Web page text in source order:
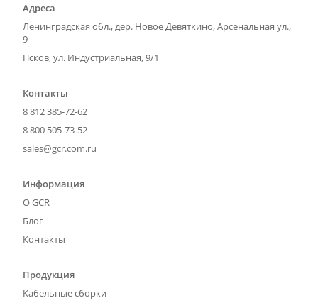
Адреса
Ленинградская обл., дер. Новое Девяткино, Арсенальная ул.,
9
Псков, ул. Индустриальная, 9/1
Контакты
8 812 385-72-62
8 800 505-73-52
sales@gcr.com.ru
Информация
О GCR
Блог
Контакты
Продукция
Кабельные сборки